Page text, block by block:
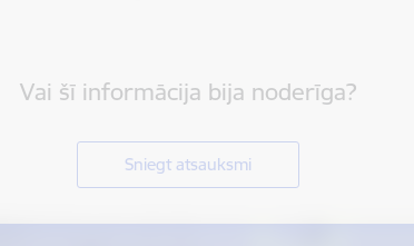
Vai šī informācija bija noderīga?
Sniegt atsauksmi